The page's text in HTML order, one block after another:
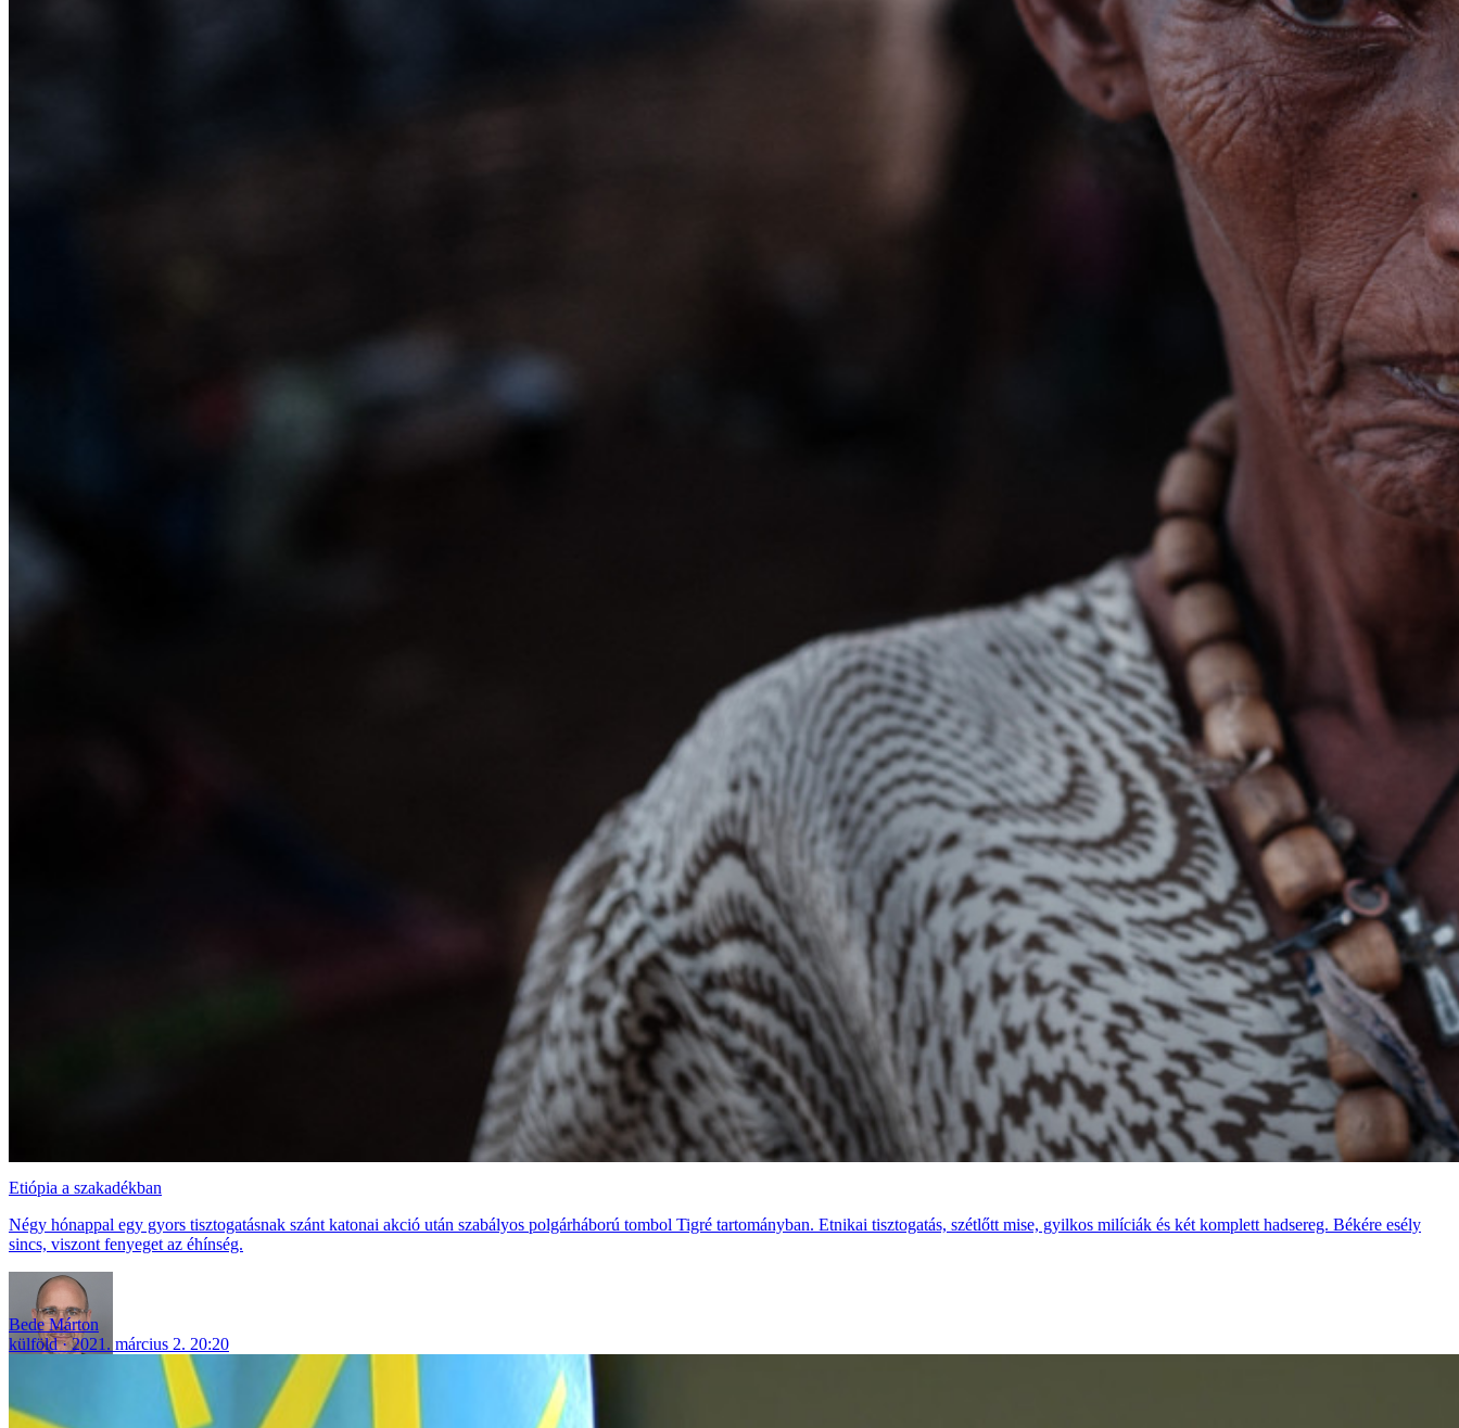
Etiópia a szakadékban
Négy hónappal egy gyors tisztogatásnak szánt katonai akció után szabályos polgárháború tombol Tigré tartományban. Etnikai tisztogatás, szétlőtt mise, gyilkos milíciák és két komplett hadsereg. Békére esély
sincs, viszont fenyeget az éhínség.
Bede Márton
külföld
2021. március 2. 20:20